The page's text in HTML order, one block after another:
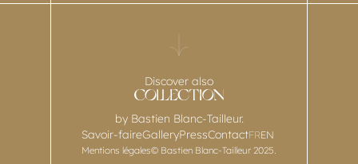
Discover also
by Bastien Blanc-Tailleur.
Savoir-faireGalleryPressContactFREN
Mentions légales© Bastien Blanc-Tailleur 2025.